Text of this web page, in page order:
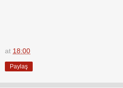
at 18:00
Paylaş